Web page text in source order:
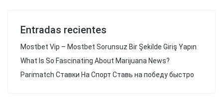
Entradas recientes
Mostbet Vip – Mostbet Sorunsuz Bir Şekilde Giriş Yapın
What Is So Fascinating About Marijuana News?
Parimatch Ставки На Спорт Ставь на победу быстро